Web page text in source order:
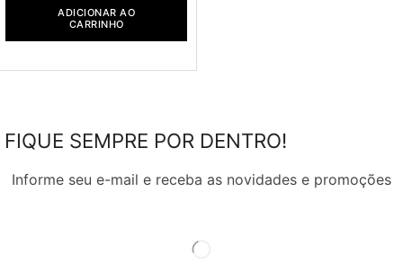
ADICIONAR AO
CARRINHO
FIQUE SEMPRE POR DENTRO!
Informe seu e-mail e receba as novidades e promoções